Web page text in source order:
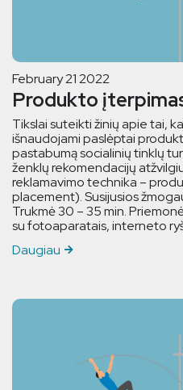
February 21 2022
Produkto
Tikslai suteikti žinių apie tai,
išnaudojami paslėptai
pastabumą socialinių tinklų
ženklų rekomendacijų
reklamavimo technika –
placement). Susijusios
Trukmė 30 – 35 min.
su fotoaparatais, interneto
Daugiau